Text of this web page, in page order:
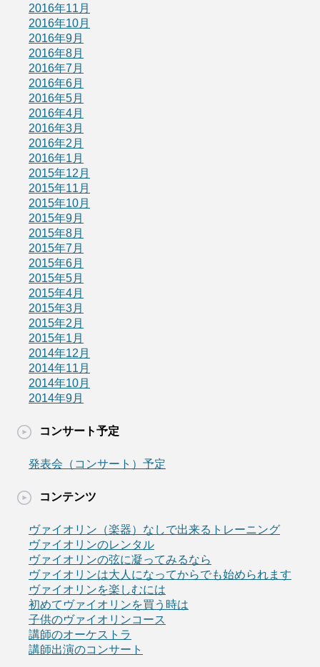
2016年11月
2016年10月
2016年9月
2016年8月
2016年7月
2016年6月
2016年5月
2016年4月
2016年3月
2016年2月
2016年1月
2015年12月
2015年11月
2015年10月
2015年9月
2015年8月
2015年7月
2015年6月
2015年5月
2015年4月
2015年3月
2015年2月
2015年1月
2014年12月
2014年11月
2014年10月
2014年9月
コンサート予定
発表会（コンサート）予定
コンテンツ
ヴァイオリン（楽器）なしで出来るトレーニング
ヴァイオリンのレンタル
ヴァイオリンの弦に凝ってみるなら
ヴァイオリンは大人になってからでも始められます
ヴァイオリンを楽しむには
初めてヴァイオリンを買う時は
子供のヴァイオリンコース
講師のオーケストラ
講師出演のコンサート